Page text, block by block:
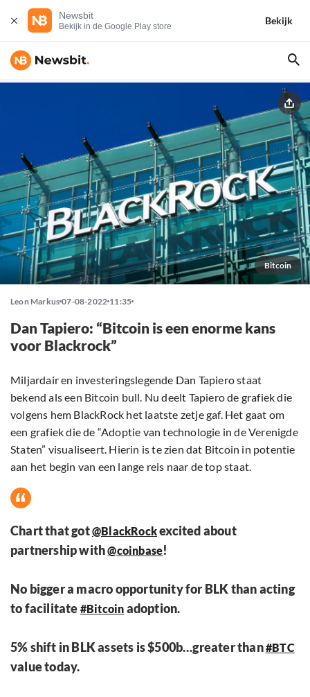
Newsbit
Bekijk in de Google Play store
Bekijk
Bitcoin
Leon Markus 07-08-2022 11:35
Dan Tapiero: “Bitcoin is een enorme kans
voor Blackrock”
Miljardair en investeringslegende Dan Tapiero staat
bekend als een Bitcoin bull. Nu deelt Tapiero de grafiek die
volgens hem BlackRock het laatste zetje gaf. Het gaat om
een grafiek die de “Adoptie van technologie in de Verenigde
Staten” visualiseert. Hierin is te zien dat Bitcoin in potentie
aan het begin van een lange reis naar de top staat.
Chart that got@BlackRockexcited about
partnership with@coinbase!
No bigger a macro opportunity for BLK than acting
to facilitate #Bitcoin adoption.
5% shift in BLK assets is $500b…greater than#BTC
value today.